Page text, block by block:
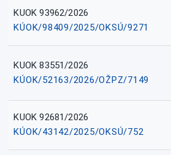
KUOK 93962/2026
KÚOK/98409/2025/OKSÚ/9271
KUOK 83551/2026
KÚOK/52163/2026/OŽPZ/7149
KUOK 92681/2026
KÚOK/43142/2025/OKSÚ/752